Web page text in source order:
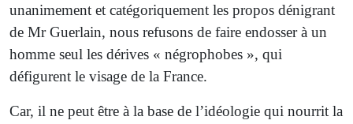
unanimement et catégoriquement les propos dénigrant
de Mr Guerlain, nous refusons de faire endosser à un
homme seul les dérives « négrophobes », qui
défigurent le visage de la France.
Car, il ne peut être à la base de l’idéologie qui nourrit la